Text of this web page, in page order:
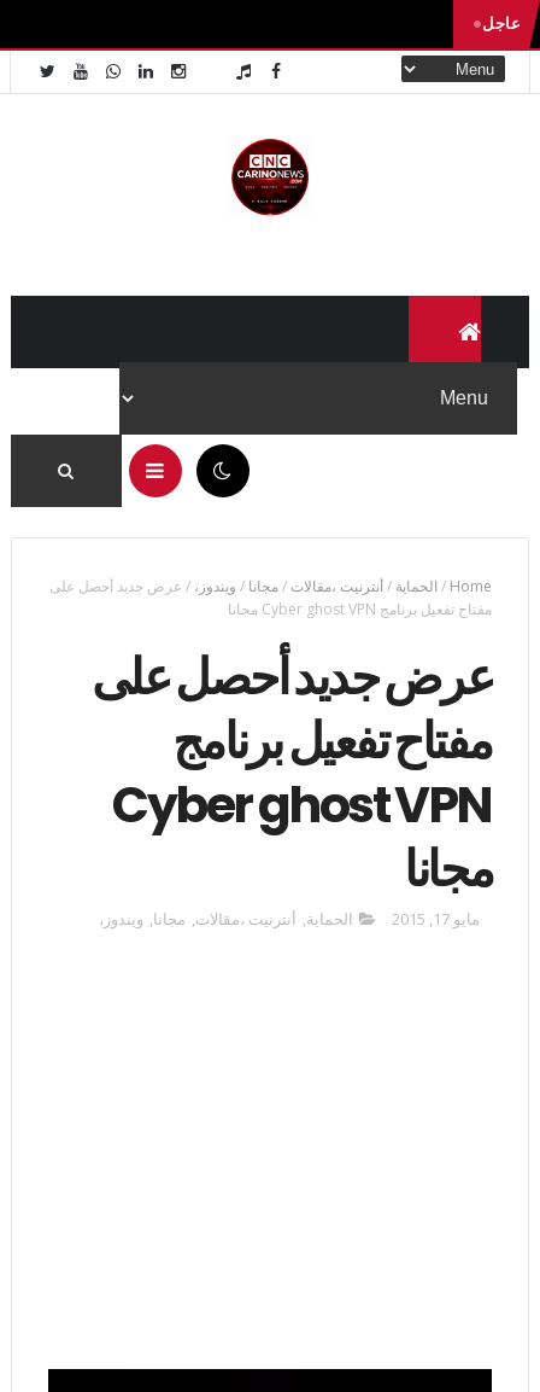
عاجل
Home
/ الحماية /أنترنيت ،مقالات /مجانا / ويندوز، / عرض جديد أحصل على
مفتاح تفعيل برنامج Cyber ghost VPN مجانا
عرض جديد أحصل على
مفتاح تفعيل برنامج
Cyber ghost VPN
مجانا
مايو 17, 2015 الحماية, أنترنيت ،مقالات, مجانا, ويندوز،